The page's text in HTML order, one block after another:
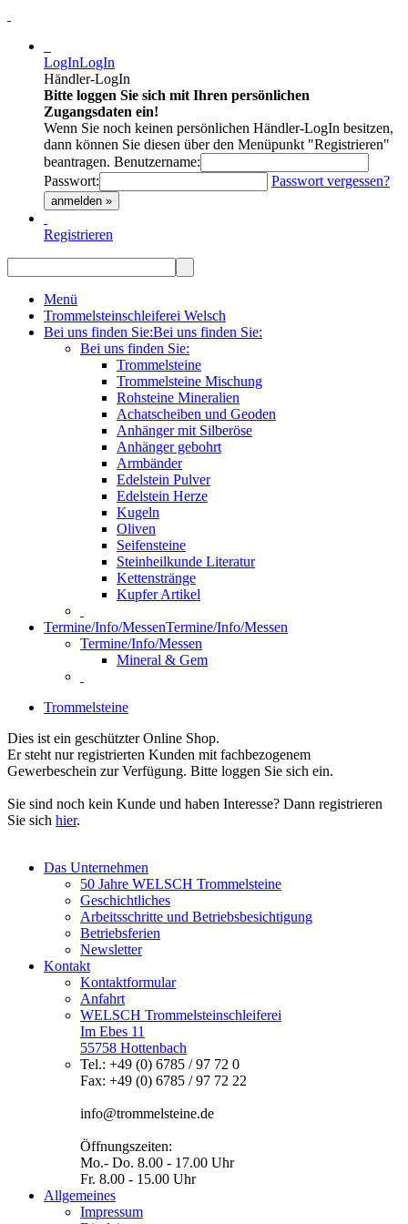
LogInLogIn
Händler-LogIn
Bitte loggen Sie sich mit Ihren persönlichen
Zugangsdaten ein!
Wenn Sie noch keinen persönlichen Händler-LogIn besitzen,
dann können Sie diesen über den Menüpunkt "Registrieren"
beantragen. Benutzername:
Passwort:
Passwort vergessen?
anmelden »
Registrieren
Menü
Trommelsteinschleiferei Welsch
Bei uns finden Sie:Bei uns finden Sie:
Bei uns finden Sie:
Trommelsteine
Trommelsteine Mischung
Rohsteine Mineralien
Achatscheiben und Geoden
Anhänger mit Silberöse
Anhänger gebohrt
Armbänder
Edelstein Pulver
Edelstein Herze
Kugeln
Oliven
Seifensteine
Steinheilkunde Literatur
Kettenstränge
Kupfer Artikel
Termine/Info/MessenTermine/Info/Messen
Termine/Info/Messen
Mineral & Gem
Trommelsteine
Dies ist ein geschützter Online Shop.
Er steht nur registrierten Kunden mit fachbezogenem
Gewerbeschein zur Verfügung. Bitte loggen Sie sich ein.
Sie sind noch kein Kunde und haben Interesse? Dann registrieren
Sie sich hier.
Das Unternehmen
50 Jahre WELSCH Trommelsteine
Geschichtliches
Arbeitsschritte und Betriebsbesichtigung
Betriebsferien
Newsletter
Kontakt
Kontaktformular
Anfahrt
WELSCH Trommelsteinschleiferei
Im Ebes 11
55758 Hottenbach
Tel.: +49 (0) 6785 / 97 72 0
Fax: +49 (0) 6785 / 97 72 22
info@trommelsteine.de
Öffnungszeiten:
Mo.- Do. 8.00 - 17.00 Uhr
Fr. 8.00 - 15.00 Uhr
Allgemeines
Impressum